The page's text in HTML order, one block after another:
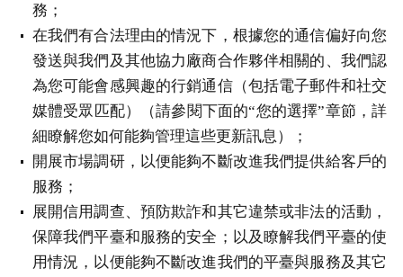
務；
在我們有合法理由的情況下，根據您的通信偏好向您
發送與我們及其他協力廠商合作夥伴相關的、我們認
為您可能會感興趣的行銷通信（包括電子郵件和社交
媒體受眾匹配）（請參閱下面的“您的選擇”章節，詳
細瞭解您如何能夠管理這些更新訊息）；
開展市場調研，以便能夠不斷改進我們提供給客戶的
服務；
展開信用調查、預防欺詐和其它違禁或非法的活動，
保障我們平臺和服務的安全；以及瞭解我們平臺的使
用情況，以便能夠不斷改進我們的平臺與服務及其它